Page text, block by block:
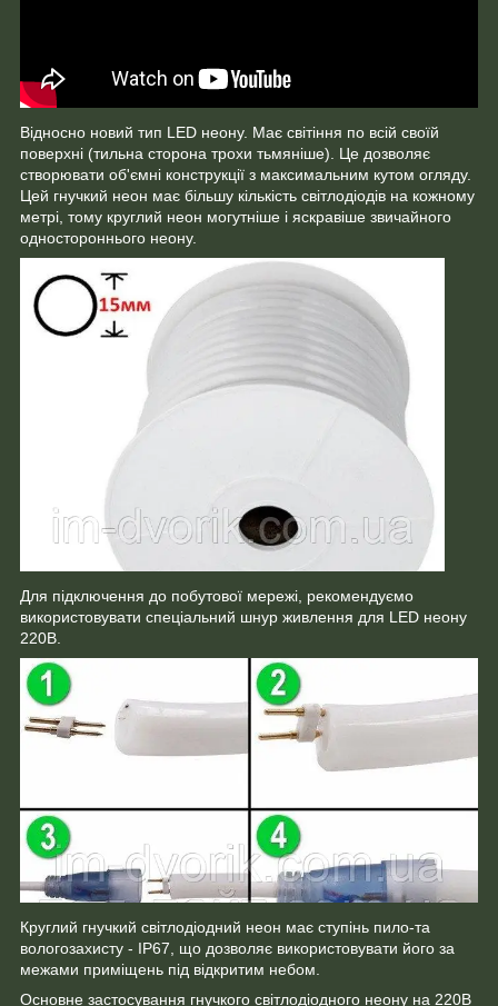
Відносно новий тип LED неону. Має світіння по всій своїй
поверхні (тильна сторона трохи тьмяніше). Це дозволяє
створювати об'ємні конструкції з максимальним кутом огляду.
Цей гнучкий неон має більшу кількість світлодіодів на кожному
метрі, тому круглий неон могутніше і яскравіше звичайного
одностороннього неону.
Для підключення до побутової мережі, рекомендуємо
використовувати спеціальний шнур живлення для LED неону
220В.
Круглий гнучкий світлодіодний неон має ступінь пило-та
вологозахисту - IP67, що дозволяє використовувати його за
межами приміщень під відкритим небом.
Основне застосування гнучкого світлодіодного неону на 220В